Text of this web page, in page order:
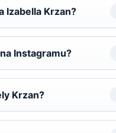
Izabella Krzan?
Instagramu?
Krzan?